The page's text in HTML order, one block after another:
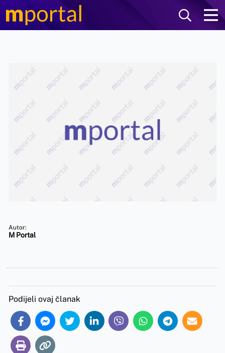
Autor:
M Portal
Podijeli ovaj članak